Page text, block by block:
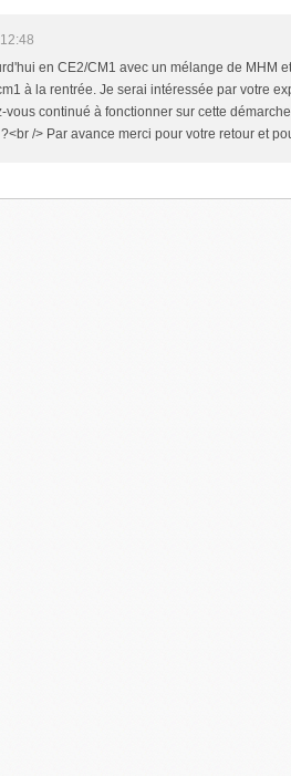
en CE2/CM1 avec un mélange de MHM
à la rentrée. Je serai intéressée par votre
vous continué à fonctionner sur cette
/> Par avance merci pour votre retour et